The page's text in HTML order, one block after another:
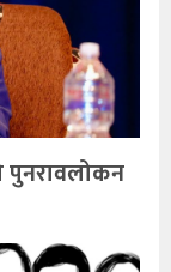
पुनरावलोकन